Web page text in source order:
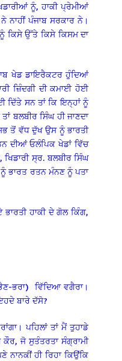
ਨੂੰ, ਹਾਕੀ ਪ੍ਰੇਮੀਆਂ
ਨਾਹੀਂ ਪੰਜਾਬ ਸਰਕਾਰ ਨੇ।
ਕਿਸੇ ਉੱਤੇ ਕਿਸੇ ਕਿਸਮ ਦਾ
ਖੇਡ ਡਾਇਰੈਕਟਰ ਹੁੰਦਿਆਂ
ਜ਼ਿੰਦਗੀ ਦੀ ਕਮਾਈ ਹੋਈ
ਸਨ ਤਾਂ ਕਿ ਇਨ੍ਹਾਂ ਨੂੰ
ਬਲਬੀਰ ਸਿੰਘ ਹੀ ਜਾਣਦਾ
ਤੋਂ ਵੱਧ ਦੁੱਖ ਉਸ ਨੂੰ ਭਾਰਤੀ
ਦੀਆਂ ਓਲੰਪਿਕ ਖੇਡਾਂ ਵਿੱਚ
ਸ੍ਰ. ਬਲਬੀਰ ਸਿੰਘ
ਭਾਰਤ ਰਤਨ ਮੰਨਣ ਨੂੰ ਪਤਾ
ਹਾਕੀ ਦੇ ਗੋਲ ਕਿੰਗ,
ਭਰਾ)
ਵਿੱਦਿਆ ਵਗੈਰਾ।
ਬਾਰੇ ਦੱਸੋ?
ਪਹਿਲਾਂ ਤਾਂ ਮੈਂ ਤੁਹਾਡੇ
ਕੌਰ, ਜੋ ਸੁਤੰਤਰਤਾ ਸੰਗ੍ਰਾਮੀ
ਹੀ ਰਿਹਾ ਕਿਉਂਕਿ